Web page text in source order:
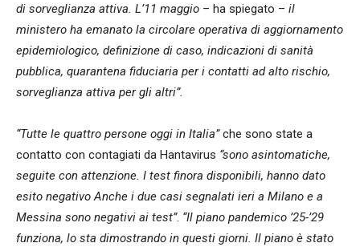
di sorveglianza attiva. L’11 maggio – ha spiegato – il
ministero ha emanato la circolare operativa di aggiornamento
epidemiologico, definizione di caso, indicazioni di sanità
pubblica, quarantena fiduciaria per i contatti ad alto rischio,
sorveglianza attiva per gli altri”.
“Tutte le quattro persone oggi in Italia”che sono state a
contatto con contagiati da Hantavirus “sono asintomatiche,
seguite con attenzione. I test finora disponibili, hanno dato
esito negativo Anche i due casi segnalati ieri a Milano e a
Messina sono negativi ai test”. “Il piano pandemico ’25-’29
funziona, lo sta dimostrando in questi giorni. Il piano è stato